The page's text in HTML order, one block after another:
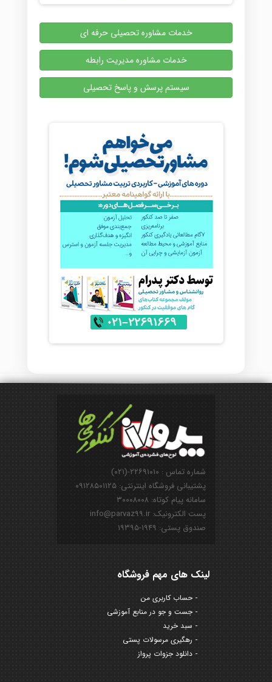
خدمات مشاوره تحصیلی حرفه ای
خدمات مشاوره مدیریت رابطه
سیستم پرسش و پاسخ تحصیلی
شماره تماس : ۲۲۶۹۱۰۱۰-(۰۲۱)
پشتیبانی فروشگاه اینترنتی: ۰۹۱۲۸۵۰۱۱۲۵
سامانه پیام کوتاه: ۳۰۰۰۸۰۰۸
پست الکترونیک: info@parvaz99.ir
صندوق پستی: ۱۹۴۹-۱۹۳۹۵
لینک های مهم فروشگاه
حساب کاربری من
جست و جو در منابع آموزشی
سبد خرید
رهگیری مرسولات پستی
دانلود جزوات پرواز